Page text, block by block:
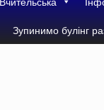
Зупинимо булінг